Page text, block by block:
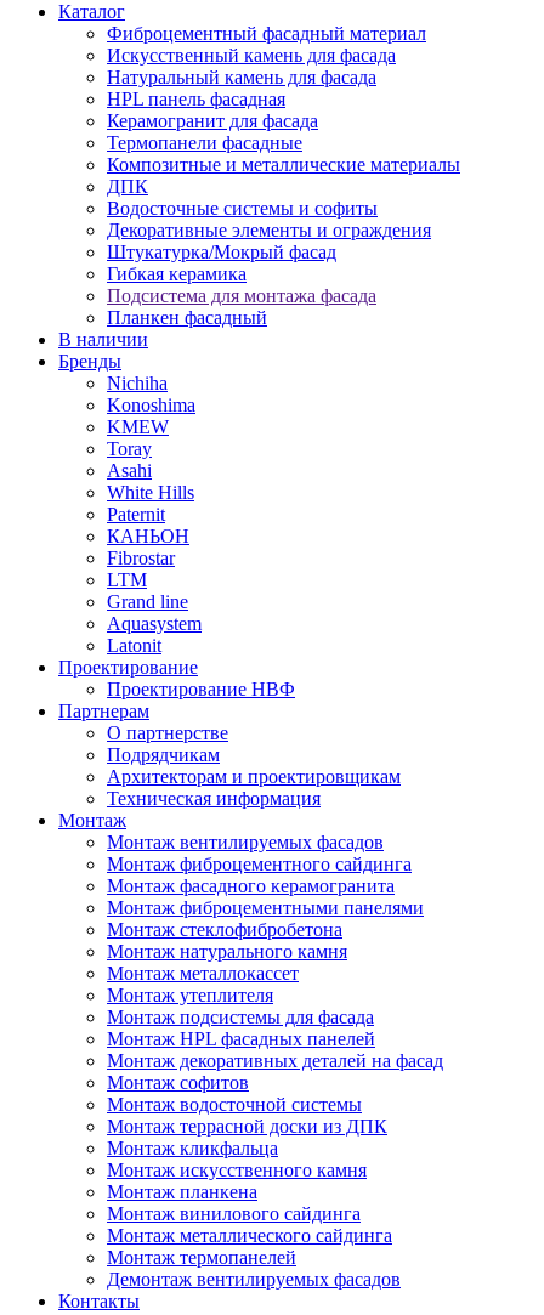
Каталог
Фиброцементный фасадный материал
Искусственный камень для фасада
Натуральный камень для фасада
HPL панель фасадная
Керамогранит для фасада
Термопанели фасадные
Композитные и металлические материалы
ДПК
Водосточные системы и софиты
Декоративные элементы и ограждения
Штукатурка/Мокрый фасад
Гибкая керамика
Подсистема для монтажа фасада
Планкен фасадный
В наличии
Бренды
Nichiha
Konoshima
KMEW
Toray
Asahi
White Hills
Paternit
КАНЬОН
Fibrostar
LTM
Grand line
Aquasystem
Latonit
Проектирование
Проектирование НВФ
Партнерам
О партнерстве
Подрядчикам
Архитекторам и проектировщикам
Техническая информация
Монтаж
Монтаж вентилируемых фасадов
Монтаж фиброцементного сайдинга
Монтаж фасадного керамогранита
Монтаж фиброцементными панелями
Монтаж стеклофибробетона
Монтаж натурального камня
Монтаж металлокассет
Монтаж утеплителя
Монтаж подсистемы для фасада
Монтаж HPL фасадных панелей
Монтаж декоративных деталей на фасад
Монтаж софитов
Монтаж водосточной системы
Монтаж террасной доски из ДПК
Монтаж кликфальца
Монтаж искусственного камня
Монтаж планкена
Монтаж винилового сайдинга
Монтаж металлического сайдинга
Монтаж термопанелей
Демонтаж вентилируемых фасадов
Контакты